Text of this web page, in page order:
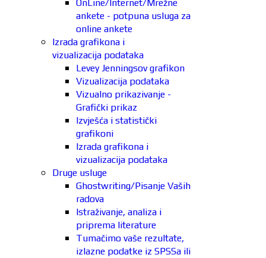
OnLine/Internet/Mrežne
ankete - potpuna usluga za
online ankete
Izrada grafikona i
vizualizacija podataka
Levey Jenningsov grafikon
Vizualizacija podataka
Vizualno prikazivanje -
Grafički prikaz
Izvješća i statistički
grafikoni
Izrada grafikona i
vizualizacija podataka
Druge usluge
Ghostwriting/Pisanje Vaših
radova
Istraživanje, analiza i
priprema literature
Tumačimo vaše rezultate,
izlazne podatke iz SPSSa ili